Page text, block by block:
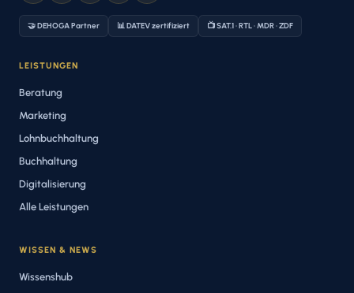
🤝 DEHOGA Partner 📊 DATEV zertifiziert 📺 SAT.1 · RTL · MDR · ZDF
LEISTUNGEN
Beratung
Marketing
Lohnbuchhaltung
Buchhaltung
Digitalisierung
Alle Leistungen
WISSEN & NEWS
Wissenshub